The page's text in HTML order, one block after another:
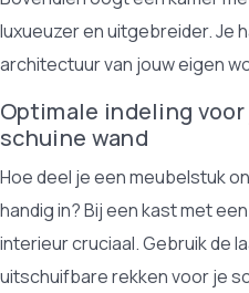
luxueuzer en uitgebreider. Je
architectuur van jouw eigen
Optimale indeling
schuine wand
Hoe deel je een meubelstuk
handig in? Bij een kast met
interieur cruciaal. Gebruik de
uitschuifbare rekken voor je